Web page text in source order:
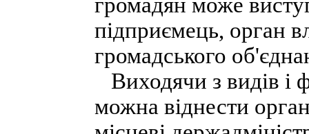
підприємець, орган
громадського
Виходячи з видів і
можна віднести